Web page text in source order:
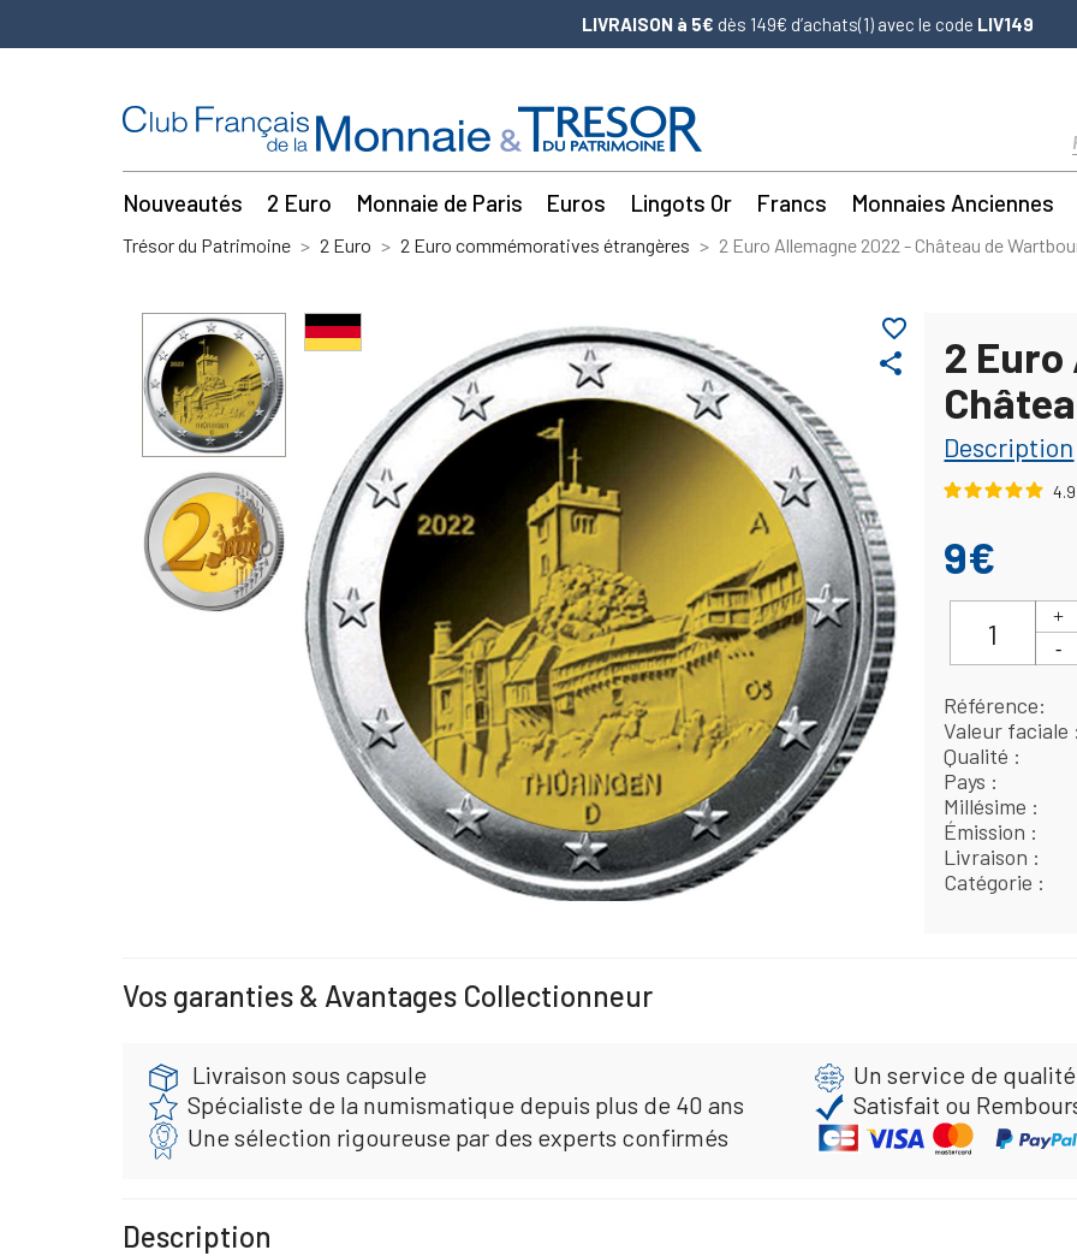
LIVRAISON à 5€ dès 149€ d’achats(1) avec le code LIV149
Nouveautés 2 Euro Monnaie de Paris Euros Lingots Or Francs Monnaies Anciennes
Trésor du Patrimoine 2 Euro 2 Euro commémoratives étrangères 2 Euro Allemagne 2022 - Château de
share
favorite_border
2
Description
4.9
9€
Référence
Valeur faciale
Qualité
Pays
Millésime
Émission
Livraison
Catégorie
Vos garanties & Avantages Collectionneur
Livraison sous capsule
Un service de
Spécialiste de la numismatique depuis plus de 40 ans
Satisfait ou
Une sélection rigoureuse par des experts confirmés
Description